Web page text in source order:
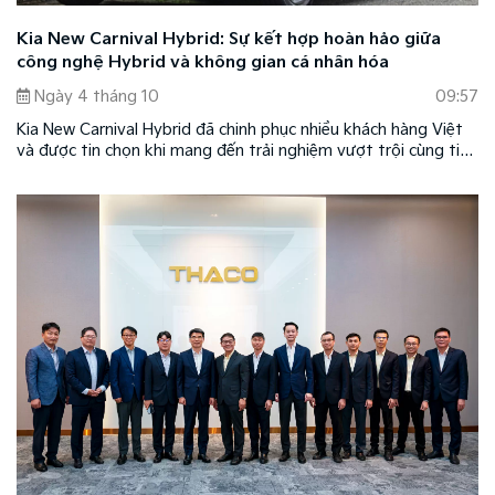
Kia New Carnival Hybrid: Sự kết hợp hoàn hảo giữa
công nghệ Hybrid và không gian cá nhân hóa
Ngày 4 tháng 10
09:57
Kia New Carnival Hybrid đã chinh phục nhiều khách hàng Việt
và được tin chọn khi mang đến trải nghiệm vượt trội cùng tiện
thời, mẫu xe cũng là sự kết hợp hoàn hảo giữa công nghệ
xanh Hybrid và không gian cá nhân hóa theo phong cách của
chủ nhân, tôn vinh đẳng cấp của chủ sở hữu.